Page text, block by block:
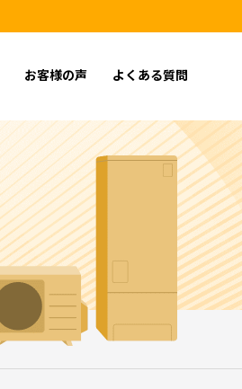
お客様の声 よくある質問